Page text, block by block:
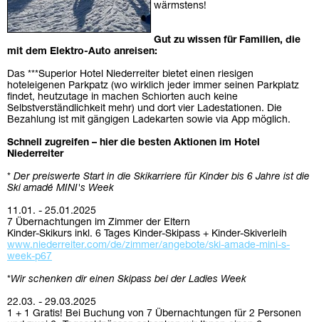
wärmstens!
Gut zu wissen für Familien, die
mit dem Elektro-Auto anreisen:
Das ***Superior Hotel Niederreiter bietet einen riesigen
hoteleigenen Parkpatz (wo wirklich jeder immer seinen Parkplatz
findet, heutzutage in machen Schiorten auch keine
Selbstverständlichkeit mehr) und dort vier Ladestationen. Die
Bezahlung ist mit gängigen Ladekarten sowie via App möglich.
Schnell zugreifen – hier die besten Aktionen im Hotel
Niederreiter
* Der preiswerte Start in die Skikarriere für Kinder bis 6 Jahre ist die
Ski amadé MINI's Week
11.01. - 25.01.2025
7 Übernachtungen im Zimmer der Eltern
Kinder-Skikurs inkl. 6 Tages Kinder-Skipass + Kinder-Skiverleih
www.niederreiter.com/de/zimmer/angebote/ski-amade-mini-s-
week-p67
*Wir schenken dir einen Skipass bei der Ladies Week
22.03. - 29.03.2025
1 + 1 Gratis! Bei Buchung von 7 Übernachtungen für 2 Personen